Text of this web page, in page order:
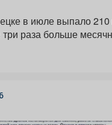
в июле выпало
три раза больше